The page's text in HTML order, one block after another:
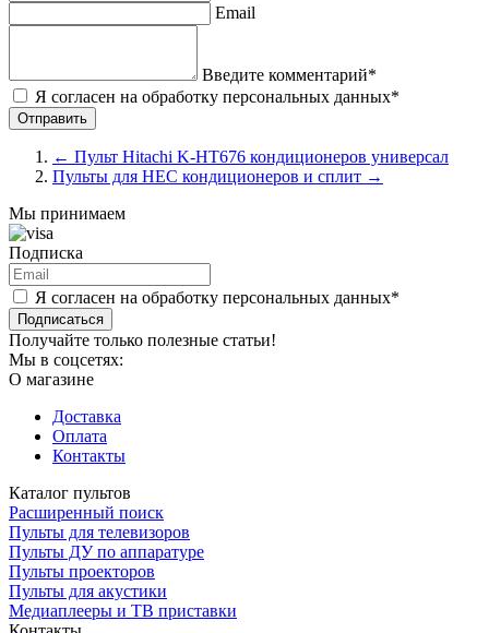
Email
Введите комментарий*
Я согласен на обработку персональных данных*
← Пульт Hitachi K-HT676 кондиционеров универсал
Пульты для HEC кондиционеров и сплит →
Мы принимаем
Подписка
Я согласен на обработку персональных данных*
Подписаться
Получайте только полезные статьи!
Мы в соцсетях:
О магазине
Доставка
Оплата
Контакты
Каталог пультов
Расширенный поиск
Пульты для телевизоров
Пульты ДУ по аппаратуре
Пульты проекторов
Пульты для акустики
Медиаплееры и ТВ приставки